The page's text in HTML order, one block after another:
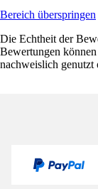
Bereich überspringen
Die Echtheit der
Bewertungen
nachweislich genutzt